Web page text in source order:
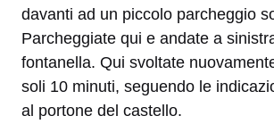
davanti ad un piccolo parcheggio
Parcheggiate qui e andate a
fontanella. Qui svoltate
soli 10 minuti, seguendo le
al portone del castello.